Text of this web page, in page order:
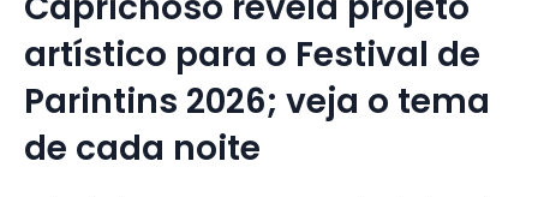
artístico para o Festival de
Parintins 2026; veja o tema
de cada noite